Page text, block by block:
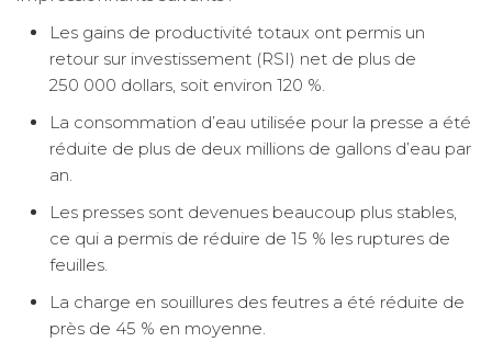
Les gains de productivité totaux ont permis un
retour sur investissement (RSI) net de plus de
250 000 dollars, soit environ 120 %.
La consommation d’eau utilisée pour la presse a été
réduite de plus de deux millions de gallons d’eau par
an.
Les presses sont devenues beaucoup plus stables,
ce qui a permis de réduire de 15 % les ruptures de
feuilles.
La charge en souillures des feutres a été réduite de
près de 45 % en moyenne.